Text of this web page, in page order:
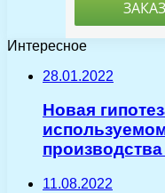
Интересное
28.01.2022
Новая
11.08.2022